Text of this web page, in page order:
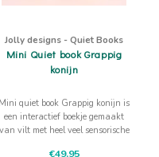
Jolly designs - Quiet Books
Mini Quiet book Grappig
konijn
Mini quiet book Grappig konijn is
een interactief boekje gemaakt
van vilt met heel veel sensorische
€49,95